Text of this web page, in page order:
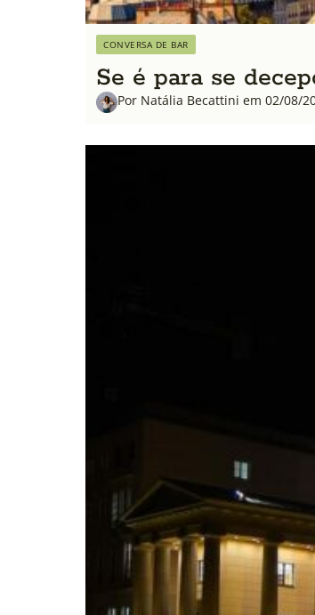
CONVERSA DE BAR
Se é para se
Por Natália Becattini em 02/08/